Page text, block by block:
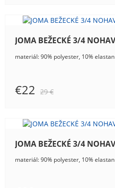
materiál: 90% polyester, 10% elastan
€22 29 €
materiál: 90% polyester, 10% elastan